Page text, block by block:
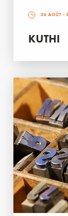
26 AOÛT -
KUTHI